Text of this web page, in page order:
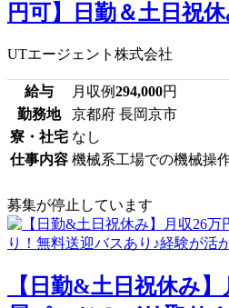
円可】日勤＆土日祝
UTエージェント株式会社
給与 月収例294,000円
勤務地
京都府 長岡京市
寮・社宅 なし
仕事内容 機械系工場での機械操
募集が停止しています
【日勤&土日祝休み